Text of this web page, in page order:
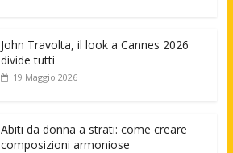
John Travolta, il look a Cannes 2026
divide tutti
19 Maggio 2026
Abiti da donna a strati: come creare
composizioni armoniose